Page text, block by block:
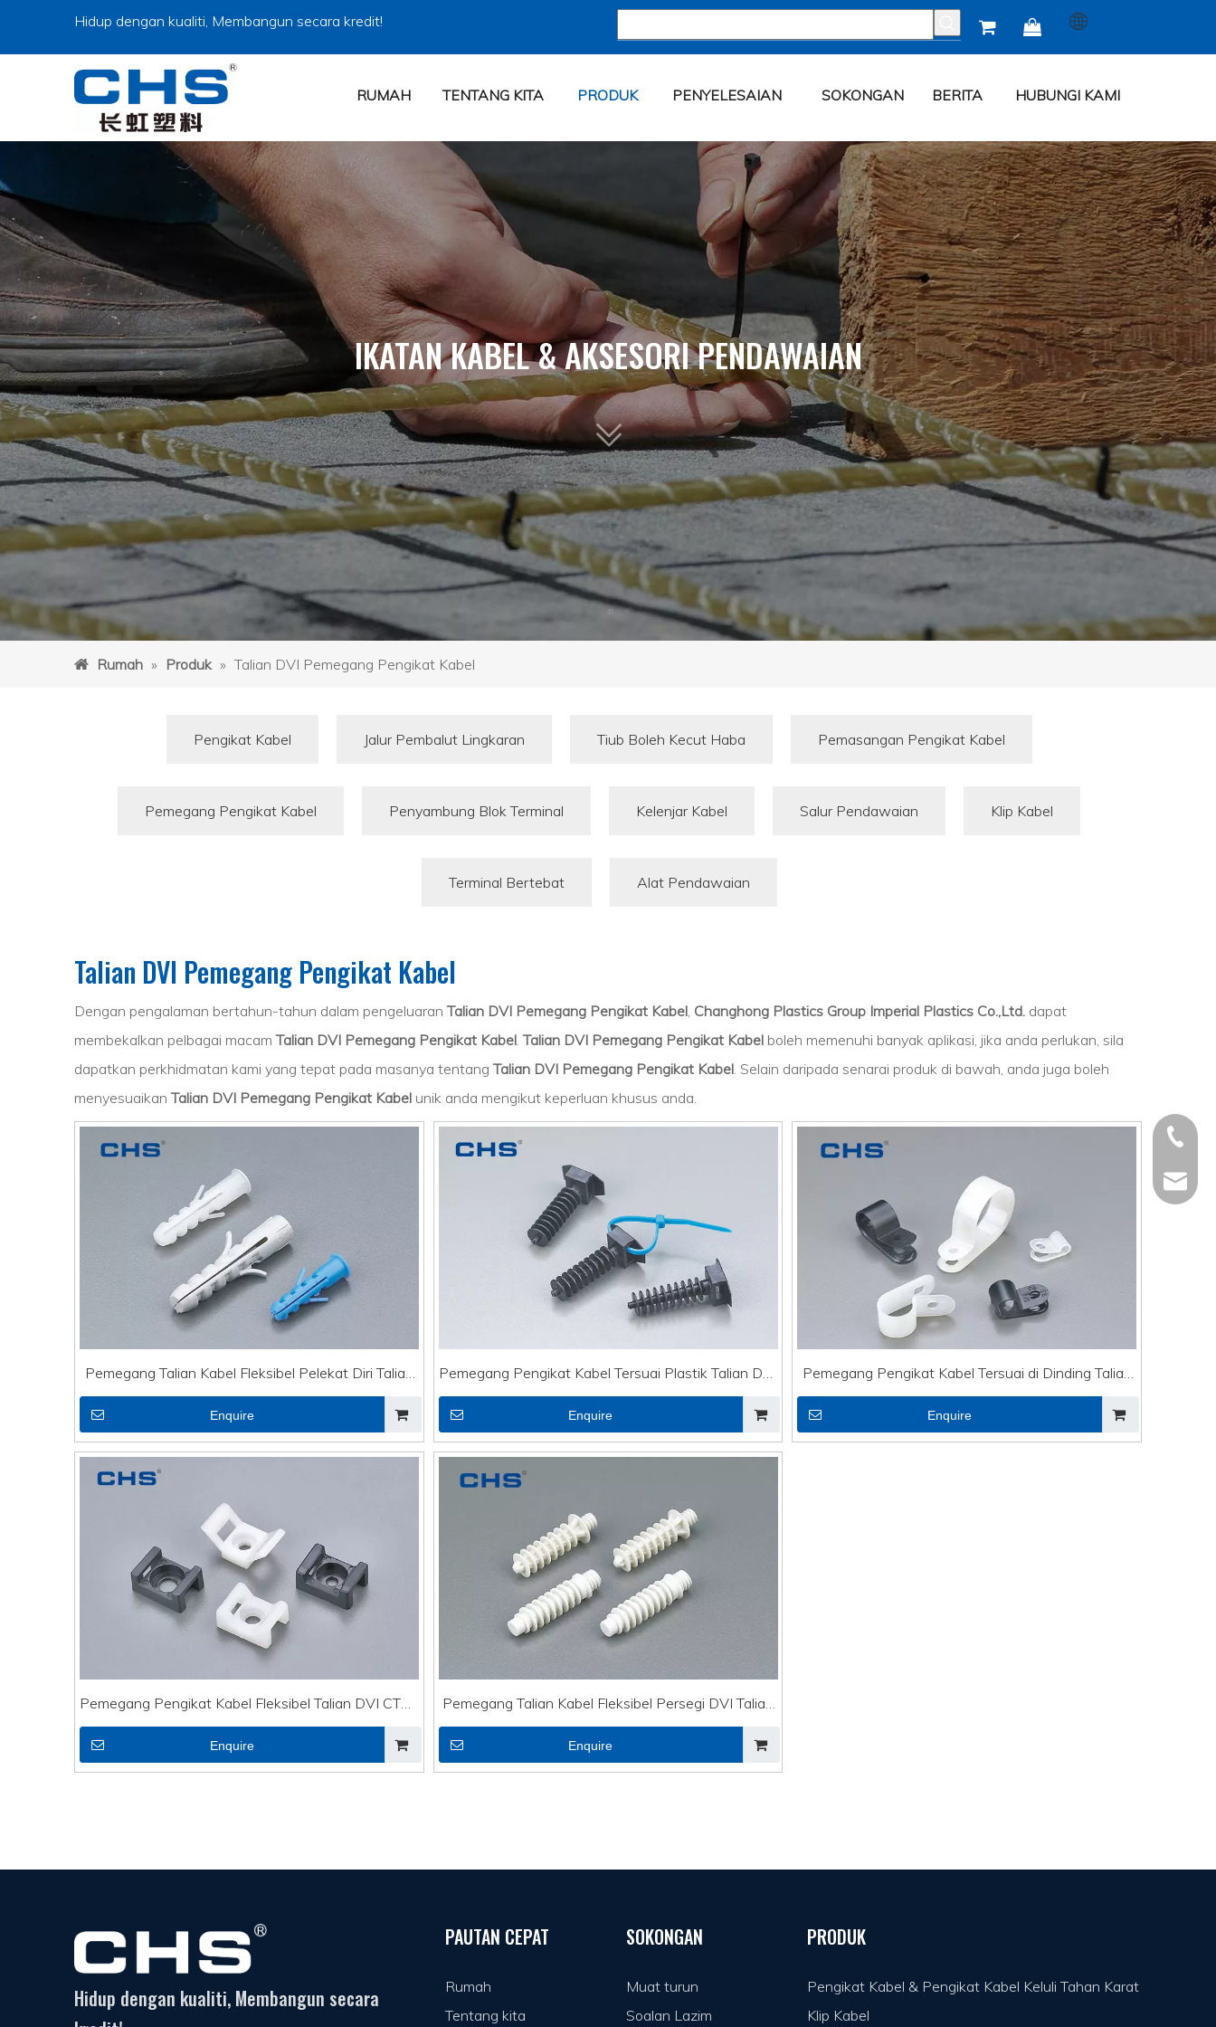
Hidup dengan kualiti, Membangun secara kredit!  
RUMAH TENTANG KITA PRODUK PENYELESAIAN SOKONGAN BERITA HUBUNGI KAMI
IKATAN KABEL & AKSESORI PENDAWAIAN
Rumah » Produk » Talian DVI Pemegang Pengikat Kabel
Pengikat Kabel Jalur Pembalut Lingkaran Tiub Boleh Kecut Haba Pemasangan Pengikat Kabel
Pemegang Pengikat Kabel Penyambung Blok Terminal Kelenjar Kabel Salur Pendawaian Klip Kabel
Terminal Bertebat Alat Pendawaian
Talian DVI Pemegang Pengikat Kabel
Dengan pengalaman bertahun-tahun dalam pengeluaran Talian DVI Pemegang Pengikat Kabel, Changhong Plastics Group Imperial Plastics Co.,Ltd. dapat
membekalkan pelbagai macam Talian DVI Pemegang Pengikat Kabel. Talian DVI Pemegang Pengikat Kabel boleh memenuhi banyak aplikasi, jika anda perlukan, sila
dapatkan perkhidmatan kami yang tepat pada masanya tentang Talian DVI Pemegang Pengikat Kabel. Selain daripada senarai produk di bawah, anda juga boleh
menyesuaikan Talian DVI Pemegang Pengikat Kabel unik anda mengikut keperluan khusus anda.
Pemegang Talian Kabel Fleksibel Pelekat Diri Talian
DVI RT-06×50
Enquire
Pemegang Pengikat Kabel Tersuai Plastik Talian DVI
CTH-1
Enquire
Pemegang Pengikat Kabel Tersuai di Dinding Talian
DVI Pengapit Kabel jenis R CHS-3/16R
Enquire
Pemegang Pengikat Kabel Fleksibel Talian DVI CTH-
2B
Enquire
Pemegang Talian Kabel Fleksibel Persegi DVI Talian
CTH-3B
Enquire
Hidup dengan kualiti, Membangun secara
+86 -
+86 -
PAUTAN CEPAT
Rumah
Tentang kita
SOKONGAN
Muat turun
Soalan Lazim
PRODUK
Pengikat Kabel & Pengikat Kabel Keluli Tahan Karat
Klip Kabel